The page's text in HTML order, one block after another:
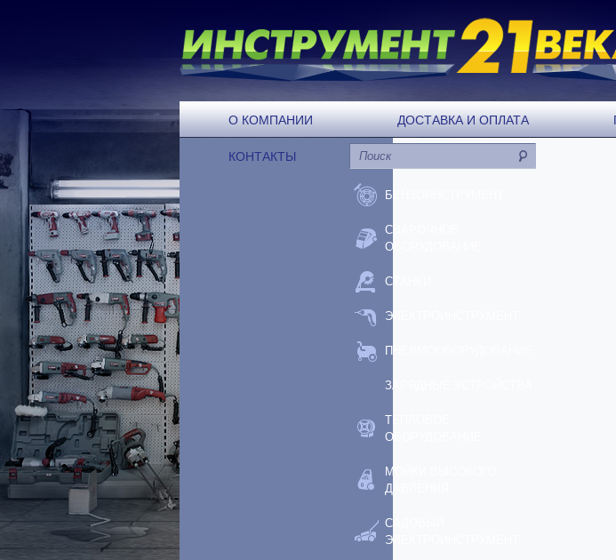
О КОМПАНИИ ДОСТАВКА И ОПЛАТА
КОНТАКТЫ
БЕНЗОИНСТРУМЕНТ
СВАРОЧНОЕ
ОБОРУДОВАНИЕ
СТАНКИ
ЭЛЕКТРОИНСТРУМЕНТ
ПНЕВМООБОРУДОВАНИЕ
ЗАРЯДНЫЕ УСТРОЙСТВА
ТЕПЛОВОЕ
ОБОРУДОВАНИЕ
МОЙКИ ВЫСОКОГО
ДАВЛЕНИЯ
САДОВЫЙ
ЭЛЕКТРОИНСТРУМЕНТ